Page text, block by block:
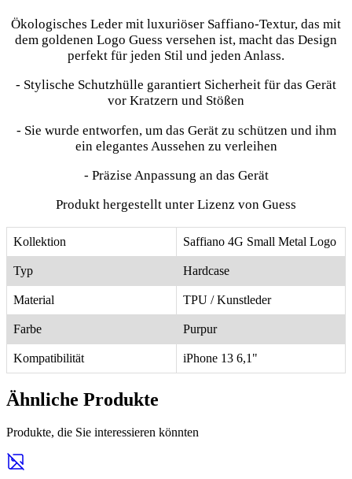
Ökologisches Leder mit luxuriöser Saffiano-Textur, das mit
dem goldenen Logo Guess versehen ist, macht das Design
perfekt für jeden Stil und jeden Anlass.
- Stylische Schutzhülle garantiert Sicherheit für das Gerät
vor Kratzern und Stößen
- Sie wurde entworfen, um das Gerät zu schützen und ihm
ein elegantes Aussehen zu verleihen
- Präzise Anpassung an das Gerät
Produkt hergestellt unter Lizenz von Guess
Kollektion Saffiano 4G Small Metal Logo
Typ Hardcase
Material TPU / Kunstleder
Farbe Purpur
Kompatibilität iPhone 13 6,1"
Ähnliche Produkte
Produkte, die Sie interessieren könnten